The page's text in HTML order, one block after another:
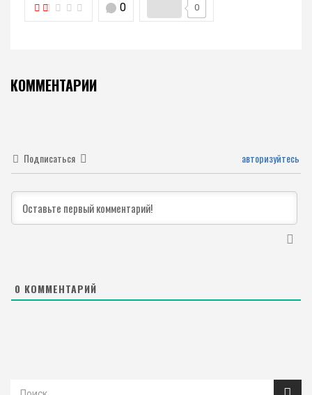
0 0
КОММЕНТАРИИ
Подписаться авторизуйтесь
0 КОММЕНТАРИЙ